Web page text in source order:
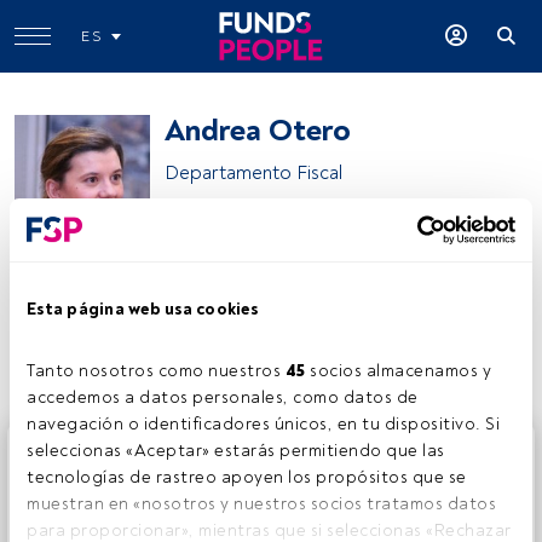
Esta página web usa cookies
Tanto nosotros como nuestros 45 socios almacenamos y
accedemos a datos personales, como datos de
navegación o identificadores únicos, en tu dispositivo. Si
seleccionas «Aceptar» estarás permitiendo que las
tecnologías de rastreo apoyen los propósitos que se
muestran en «nosotros y nuestros socios tratamos datos
para proporcionar», mientras que si seleccionas «Rechazar
ES
Andrea Otero
Departamento Fiscal
Compartir:
Este es un artículo exclusivo para los usuarios registrados
de FundsPeople. Si ya estás registrado, accede desde el
botón Login. Si aún no tienes cuenta, te invitamos a
registrarte y disfrutar de todo el universo que ofrece